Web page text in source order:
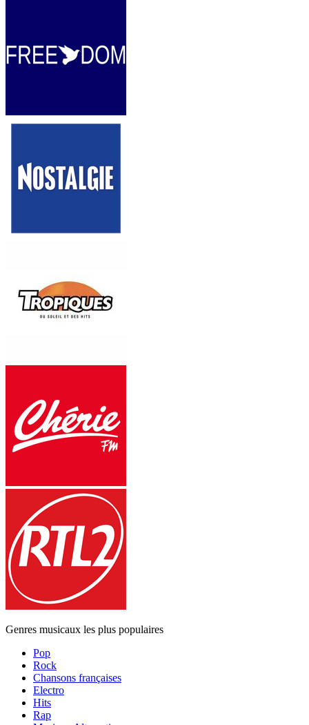
Genres musicaux les plus populaires
Pop
Rock
Chansons françaises
Electro
Hits
Rap